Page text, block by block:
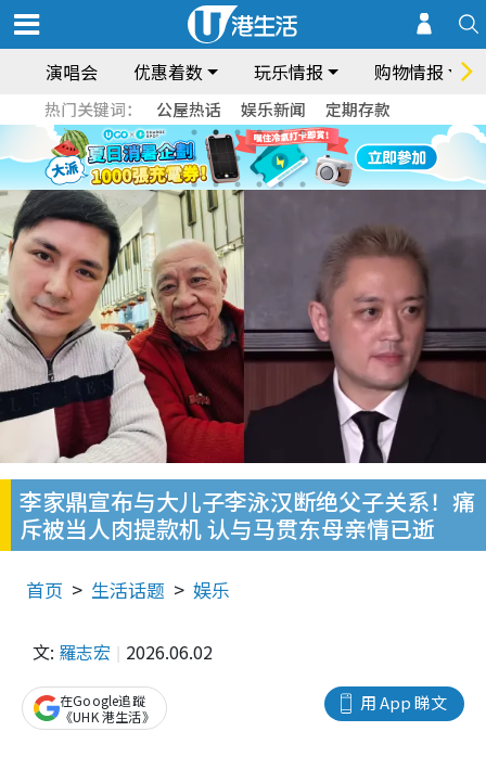
演唱会 优惠着数 玩乐情报 购物情报
热门关键词： 公屋热话 娱乐新闻 定期存款
李家鼎宣布与大儿子李泳汉断绝父子关系！痛
斥被当人肉提款机 认与马贯东母亲情已逝
首页 生活话题 娱乐
文: 羅志宏 2026.06.02
用 App 睇文
在Google追蹤
《UHK 港生活》